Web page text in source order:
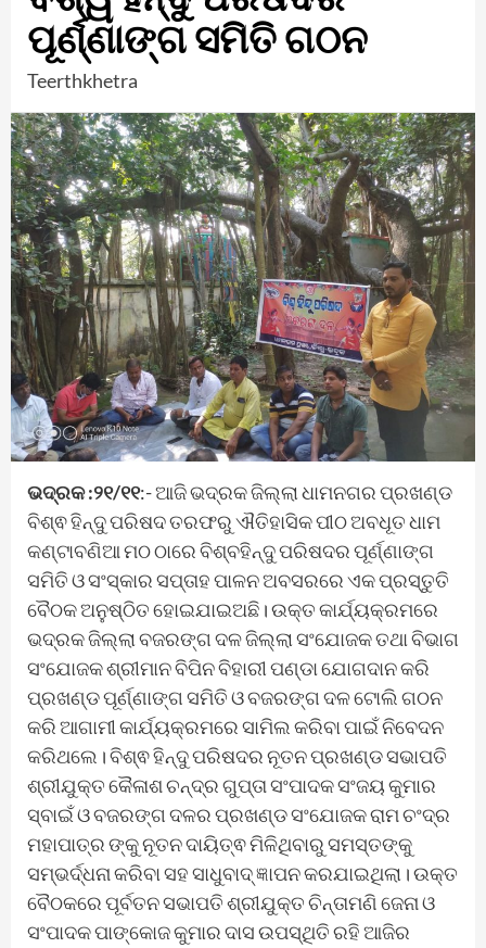
ପୂର୍ଣ୍ଣାଙ୍ଗ ସମିତି ଗଠନ
Teerthkhetra
ଭଦ୍ରକ :୨୧/୧୧:- ଆଜି ଭଦ୍ରକ ଜିଲ୍ଲା ଧାମନଗର ପ୍ରଖଣ୍ଡ
ବିଶ୍ଵ ହିନ୍ଦୁ ପରିଷଦ ତରଫରୁ ଐତିହାସିକ ପୀଠ ଅବଧୂତ ଧାମ
କଣ୍ଟାବଣିଆ ମଠ ଠାରେ ବିଶ୍ବହିନ୍ଦୁ ପରିଷଦର ପୂର୍ଣ୍ଣାଙ୍ଗ
ସମିତି ଓ ସଂସ୍କାର ସପ୍ତାହ ପାଳନ ଅବସରରେ ଏକ ପ୍ରସ୍ତୁତି
ବୈଠକ ଅନୁଷ୍ଠିତ ହୋଇଯାଇଅଛି। ଉକ୍ତ କାର୍ଯ୍ୟକ୍ରମରେ
ଭଦ୍ରକ ଜିଲ୍ଲା ବଜରଙ୍ଗ ଦଳ ଜିଲ୍ଲା ସଂଯୋଜକ ତଥା ବିଭାଗ
ସଂଯୋଜକ ଶ୍ରୀମାନ ବିପିନ ବିହାରୀ ପଣ୍ଡା ଯୋଗଦାନ କରି
ପ୍ରଖଣ୍ଡ ପୂର୍ଣ୍ଣାଙ୍ଗ ସମିତି ଓ ବଜରଙ୍ଗ ଦଳ ଟୋଲି ଗଠନ
କରି ଆଗାମୀ କାର୍ଯ୍ୟକ୍ରମରେ ସାମିଲ କରିବା ପାଇଁ ନିବେଦନ
କରିଥଲେ। ବିଶ୍ଵ ହିନ୍ଦୁ ପରିଷଦର ନୂତନ ପ୍ରଖଣ୍ଡ ସଭାପତି
ଶ୍ରୀଯୁକ୍ତ କୈଳାଶ ଚନ୍ଦ୍ର ଗୁପ୍ତା ସଂପାଦକ ସଂଜୟ କୁମାର
ସ୍ବାଇଁ ଓ ବଜରଙ୍ଗ ଦଳର ପ୍ରଖଣ୍ଡ ସଂଯୋଜକ ରାମ ଚଂଦ୍ର
ମହାପାତ୍ର ଙ୍କୁ ନୂତନ ଦାୟିତ୍ଵ ମିଳିଥିବାରୁ ସମସ୍ତଙ୍କୁ
ସମ୍ଭର୍ଦ୍ଧନା କରିବା ସହ ସାଧୁବାଦ୍ ଜ୍ଞାପନ କରଯାଇଥିଲା। ଉକ୍ତ
ବୈଠକରେ ପୂର୍ବତନ ସଭାପତି ଶ୍ରୀଯୁକ୍ତ ଚିନ୍ତାମଣି ଜେନା ଓ
ସଂପାଦକ ପାଙ୍କୋଜ କୁମାର ଦାସ ଉପସ୍ଥିତି ରହି ଆଜିର